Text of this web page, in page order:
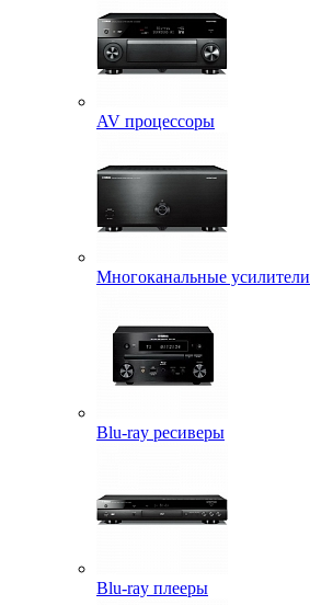
AV процессоры
Многоканальные усилители
Blu-ray ресиверы
Blu-ray плееры